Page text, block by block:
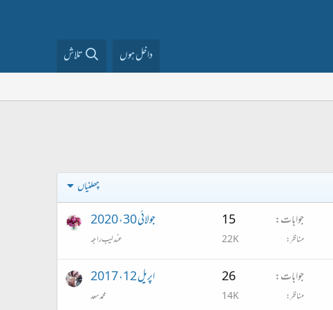
داخل ہوں تلاش
چھلنیاں
جوابات 15
مناظر 22K
جولائی 30، 2020
عندلیب راجہ
جوابات 26
مناظر 14K
اپریل 12، 2017
محمد سعد